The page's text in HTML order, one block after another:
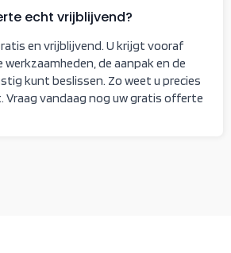
echt vrijblijvend?
en vrijblijvend. U krijgt vooraf
werkzaamheden, de aanpak en de
kunt beslissen. Zo weet u precies
Vraag vandaag nog uw gratis offerte